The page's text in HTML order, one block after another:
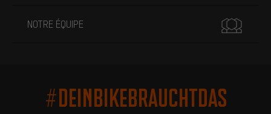
NOTRE ÉQUIPE
#DEINBIKEBRAUCHTDAS